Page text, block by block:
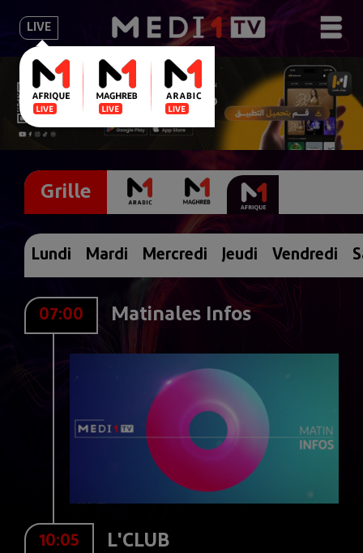
LIVE
Grille
Lundi Mardi Mercredi Jeudi Vendredi
07:00 Matinales Infos
10:05 L'CLUB